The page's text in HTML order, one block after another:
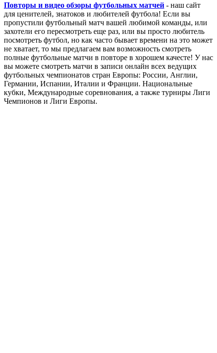
Повторы и видео обзоры футбольных матчей - наш сайт
для ценителей, знатоков и любителей футбола! Если вы
пропустили футбольный матч вашей любимой команды, или
захотели его пересмотреть еще раз, или вы просто любитель
посмотреть футбол, но как часто бывает времени на это может
не хватает, то мы предлагаем вам возможность смотреть
полные футбольные матчи в повторе в хорошем качесте! У нас
вы можете смотреть матчи в записи онлайн всех ведущих
футбольных чемпионатов стран Европы: России, Англии,
Германии, Испании, Италии и Франции. Национальные
кубки, Международные соревнования, а также турниры Лиги
Чемпионов и Лиги Европы.